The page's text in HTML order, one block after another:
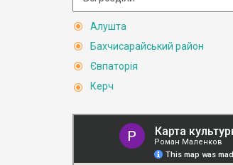
Алушта
Бахчисарайський район
Євпаторія
Керч